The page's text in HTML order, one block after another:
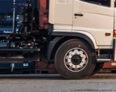
Selor